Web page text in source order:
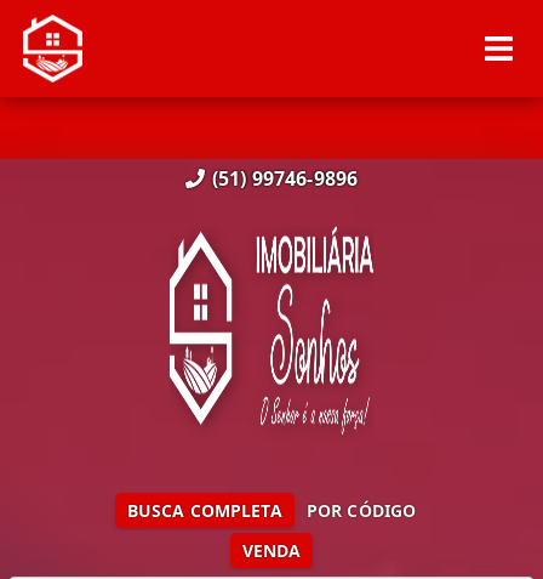
(51) 99746-9896
VENDA
BUSCA COMPLETA POR CÓDIGO